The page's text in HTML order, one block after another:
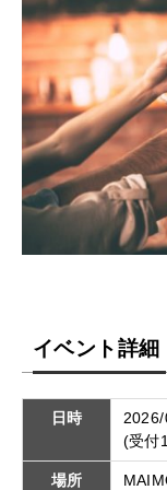
イベント詳細
日時
(受付
場所